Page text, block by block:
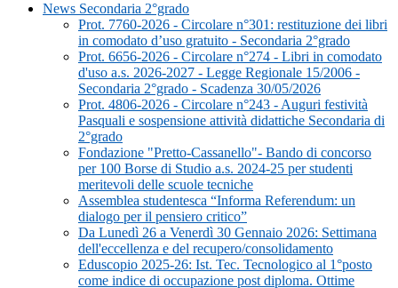
News Secondaria 2°grado
Prot. 7760-2026 - Circolare n°301: restituzione dei libri
in comodato d’uso gratuito - Secondaria 2°grado
Prot. 6656-2026 - Circolare n°274 - Libri in comodato
d'uso a.s. 2026-2027 - Legge Regionale 15/2006 -
Secondaria 2°grado - Scadenza 30/05/2026
Prot. 4806-2026 - Circolare n°243 - Auguri festività
Pasquali e sospensione attività didattiche Secondaria di
2°grado
Fondazione "Pretto-Cassanello"- Bando di concorso
per 100 Borse di Studio a.s. 2024-25 per studenti
meritevoli delle scuole tecniche
Assemblea studentesca “Informa Referendum: un
dialogo per il pensiero critico”
Da Lunedì 26 a Venerdì 30 Gennaio 2026: Settimana
dell'eccellenza e del recupero/consolidamento
Eduscopio 2025-26: Ist. Tec. Tecnologico al 1°posto
come indice di occupazione post diploma. Ottime